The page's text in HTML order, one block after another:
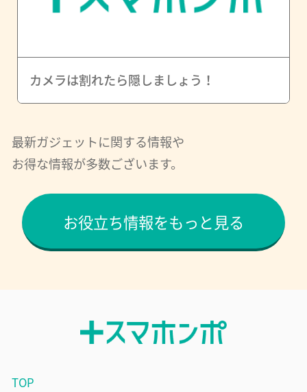
カメラは割れたら隠しましょう！
最新ガジェットに関する情報や
お得な情報が多数ございます。
お役立ち情報をもっと見る
TOP